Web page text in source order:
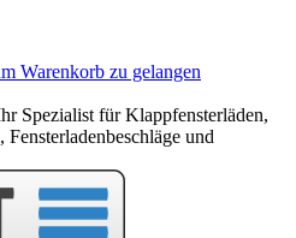
Spezialist für Klappfensterläden,
und